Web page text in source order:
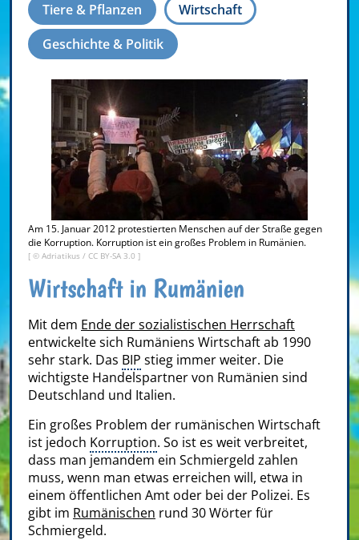
Tiere & Pflanzen
Wirtschaft
Geschichte & Politik
Am 15. Januar 2012 protestierten Menschen auf der Straße gegen
die Korruption. Korruption ist ein großes Problem in Rumänien.
[ © Adriatikus / CC BY-SA 3.0 ]
Wirtschaft in Rumänien
Mit dem Ende der sozialistischen Herrschaft
entwickelte sich Rumäniens Wirtschaft ab 1990
sehr stark. Das BIP stieg immer weiter. Die
wichtigste Handelspartner von Rumänien sind
Deutschland und Italien.
Ein großes Problem der rumänischen Wirtschaft
ist jedoch Korruption. So ist es weit verbreitet,
dass man jemandem ein Schmiergeld zahlen
muss, wenn man etwas erreichen will, etwa in
einem öffentlichen Amt oder bei der Polizei. Es
gibt im Rumänischen rund 30 Wörter für
Schmiergeld.